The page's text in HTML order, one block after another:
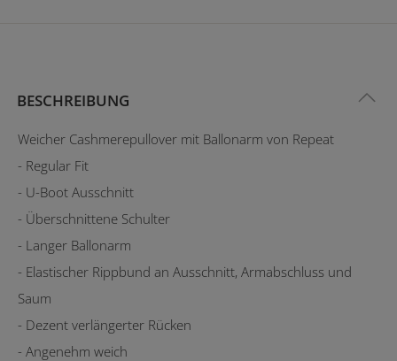
BESCHREIBUNG
Weicher Cashmerepullover mit Ballonarm von Repeat
- Regular Fit
- U-Boot Ausschnitt
- Überschnittene Schulter
- Langer Ballonarm
- Elastischer Rippbund an Ausschnitt, Armabschluss und
Saum
- Dezent verlängerter Rücken
- Angenehm weich